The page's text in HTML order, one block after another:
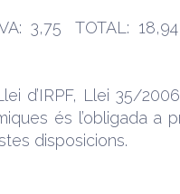
3,75 TOTAL:
d’IRPF, Llei 35/
és l’obligada a
disposicions.